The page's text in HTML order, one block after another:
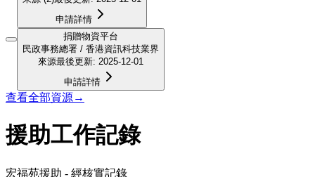
申請詳情
捐贈物資平台
民政事務總署 / 香港資訊科技業界
來源最後更新: 2025-12-01
申請詳情
查看全部資源→
援助工作記錄
宏福苑援助 - 經核實記錄